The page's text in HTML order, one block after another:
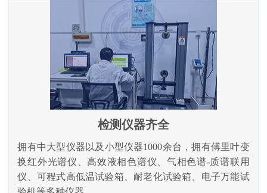
检测仪器齐全
拥有中大型仪器以及小型仪器1000余台，拥有傅里叶变
换红外光谱仪、高效液相色谱仪、气相色谱-质谱联用
仪、可程式高低温试验箱、耐老化试验箱、电子万能试